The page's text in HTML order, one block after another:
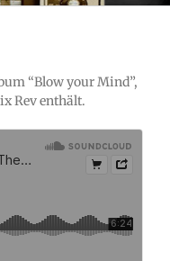
“Blow your Mind”,
Rev enthält.